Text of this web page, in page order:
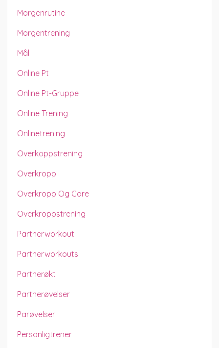
Morgenrutine
Morgentrening
Mål
Online Pt
Online Pt-Gruppe
Online Trening
Onlinetrening
Overkoppstrening
Overkropp
Overkropp Og Core
Overkroppstrening
Partnerworkout
Partnerworkouts
Partnerøkt
Partnerøvelser
Parøvelser
Personligtrener